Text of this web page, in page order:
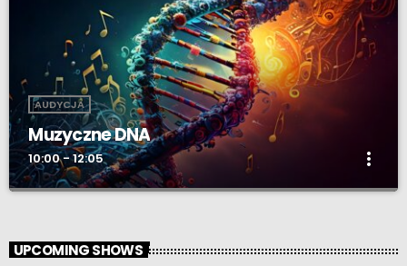
AUDYCJA
Muzyczne DNA
10:00 - 12:05 more_vert
Prowadzący - xiążę e2rd - udaje się wraz z gośćmi audycji w
podróż do źródeł pierwszych, zapamiętanych utworów
UPCOMING SHOWS